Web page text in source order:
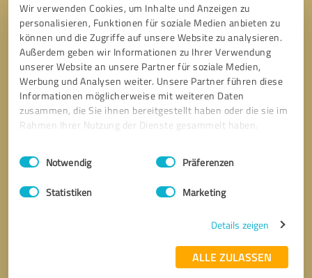
Wir verwenden Cookies, um Inhalte und Anzeigen zu
personalisieren, Funktionen für soziale Medien anbieten zu
können und die Zugriffe auf unsere Website zu analysieren.
Außerdem geben wir Informationen zu Ihrer Verwendung
unserer Website an unsere Partner für soziale Medien,
Werbung und Analysen weiter. Unsere Partner führen diese
Informationen möglicherweise mit weiteren Daten
zusammen, die Sie ihnen bereitgestellt haben oder die sie im
Rahmen Ihrer Nutzung der Dienste gesammelt haben.
Impressum Datenschutzbestimmungen
Einwilligungsauswahl
Notwendig Präferenzen
Statistiken Marketing
Details zeigen
ALLE ZULASSEN
* Erforderliche Angaben